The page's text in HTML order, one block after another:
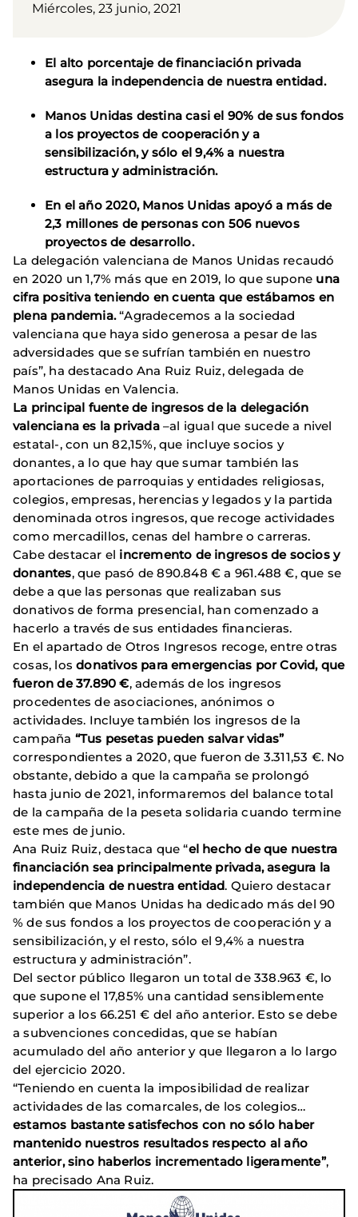
Miércoles, 23 junio, 2021
El alto porcentaje de financiación privada
asegura la independencia de nuestra entidad.
Manos Unidas destina casi el 90% de sus fondos
a los proyectos de cooperación y a
sensibilización, y sólo el 9,4% a nuestra
estructura y administración.
En el año 2020, Manos Unidas apoyó a más de
2,3 millones de personas con 506 nuevos
proyectos de desarrollo.
La delegación valenciana de Manos Unidas recaudó
en 2020 un 1,7% más que en 2019, lo que supone una
cifra positiva teniendo en cuenta que estábamos en
plena pandemia.“Agradecemos a la sociedad
valenciana que haya sido generosa a pesar de las
adversidades que se sufrían también en nuestro
país”, ha destacado Ana Ruiz Ruiz, delegada de
Manos Unidas en Valencia.
La principal fuente de ingresos de la delegación
valenciana es la privada–al igual que sucede a nivel
estatal-, con un 82,15%, que incluye socios y
donantes, a lo que hay que sumar también las
aportaciones de parroquias y entidades religiosas,
colegios, empresas, herencias y legados y la partida
denominada otros ingresos, que recoge actividades
como mercadillos, cenas del hambre o carreras.
Cabe destacar el incremento de ingresos de socios y
donantes, que pasó de 890.848 € a 961.488 €, que se
debe a que las personas que realizaban sus
donativos de forma presencial, han comenzado a
hacerlo a través de sus entidades financieras.
En el apartado de Otros Ingresos recoge, entre otras
cosas, los donativos para emergencias por Covid, que
fueron de 37.890 €, además de los ingresos
procedentes de asociaciones, anónimos o
actividades. Incluye también los ingresos de la
campaña “Tus pesetas pueden salvar vidas”
correspondientes a 2020, que fueron de 3.311,53 €. No
obstante, debido a que la campaña se prolongó
hasta junio de 2021, informaremos del balance total
de la campaña de la peseta solidaria cuando termine
este mes de junio.
Ana Ruiz Ruiz, destaca que “el hecho de que nuestra
financiación sea principalmente privada, asegura la
independencia de nuestra entidad. Quiero destacar
también que Manos Unidas ha dedicado más del 90
% de sus fondos a los proyectos de cooperación y a
sensibilización, y el resto, sólo el 9,4% a nuestra
estructura y administración”.
Del sector público llegaron un total de 338.963 €, lo
que supone el 17,85% una cantidad sensiblemente
superior a los 66.251 € del año anterior. Esto se debe
a subvenciones concedidas, que se habían
acumulado del año anterior y que llegaron a lo largo
del ejercicio 2020.
“Teniendo en cuenta la imposibilidad de realizar
actividades de las comarcales, de los colegios…
estamos bastante satisfechos con no sólo haber
mantenido nuestros resultados respecto al año
anterior, sino haberlos incrementado ligeramente”,
ha precisado Ana Ruiz.